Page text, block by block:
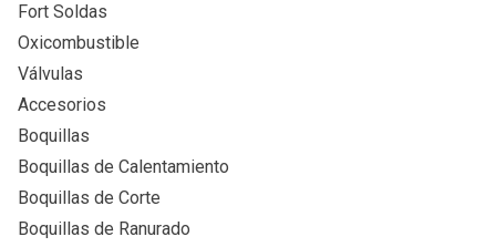
Fort Soldas
Oxicombustible
Válvulas
Accesorios
Boquillas
Boquillas de Calentamiento
Boquillas de Corte
Boquillas de Ranurado